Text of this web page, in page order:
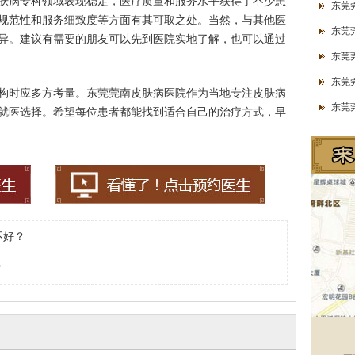
范性和服务细致度等方面有其可取之处。当然，与其他医
。建议有需要的朋友可以先到医院实地了解，也可以通过
时应多方考量。东莞莞南皮肤病医院作为当地专注皮肤病
医选择。希望每位患者都能找到适合自己的治疗方式，早
？
东莞
东莞
东莞
东莞
东莞